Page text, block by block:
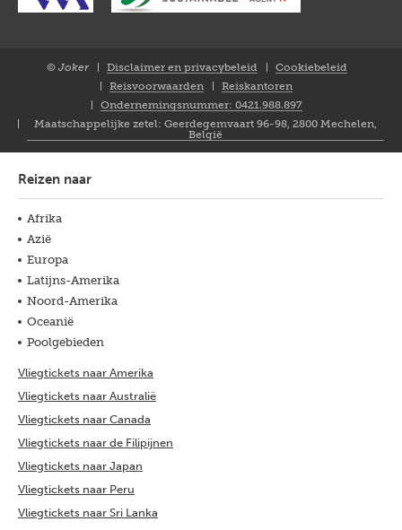
© Joker
Disclaimer en privacybeleid
Cookiebeleid
Reisvoorwaarden
Reiskantoren
Ondernemingsnummer: 0421.988.897
Maatschappelijke zetel: Geerdegemvaart 96-98, 2800 Mechelen,
België
Reizen naar
Afrika
Azië
Europa
Latijns-Amerika
Noord-Amerika
Oceanië
Poolgebieden
Vliegtickets naar Amerika
Vliegtickets naar Australië
Vliegtickets naar Canada
Vliegtickets naar de Filipijnen
Vliegtickets naar Japan
Vliegtickets naar Peru
Vliegtickets naar Sri Lanka